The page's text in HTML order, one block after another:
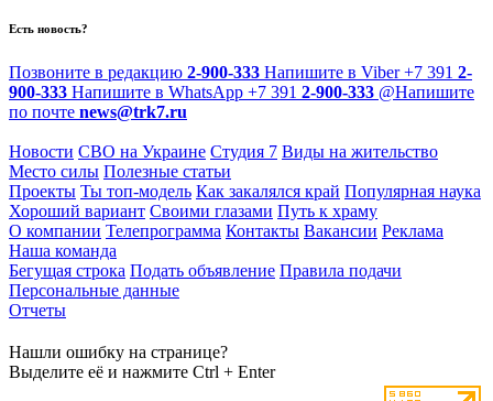
Есть новость?
Позвоните в редакцию 2-900-333 Напишите в Viber +7 391 2-
900-333 Напишите в WhatsApp +7 391 2-900-333 @Напишите
по почте news@trk7.ru
Новости СВО на Украине Студия 7 Виды на жительство
Место силы Полезные статьи
Проекты Ты топ-модель Как закалялся край Популярная наука
Хороший вариант Своими глазами Путь к храму
О компании Телепрограмма Контакты Вакансии Реклама
Наша команда
Бегущая строка Подать объявление Правила подачи
Персональные данные
Отчеты
Нашли ошибку на странице?
Выделите её и нажмите Ctrl + Enter